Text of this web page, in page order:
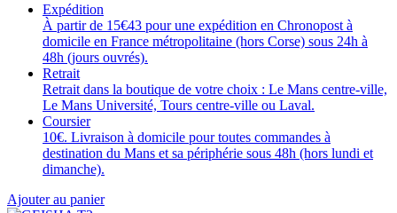
Expédition
À partir de 15€43 pour une expédition en Chronopost à
domicile en France métropolitaine (hors Corse) sous 24h à
48h (jours ouvrés).
Retrait
Retrait dans la boutique de votre choix : Le Mans centre-ville,
Le Mans Université, Tours centre-ville ou Laval.
Coursier
10€. Livraison à domicile pour toutes commandes à
destination du Mans et sa périphérie sous 48h (hors lundi et
dimanche).
Ajouter au panier